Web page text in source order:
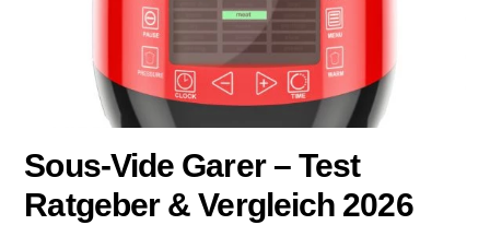
Sous-Vide Garer – Test
Ratgeber & Vergleich 2026